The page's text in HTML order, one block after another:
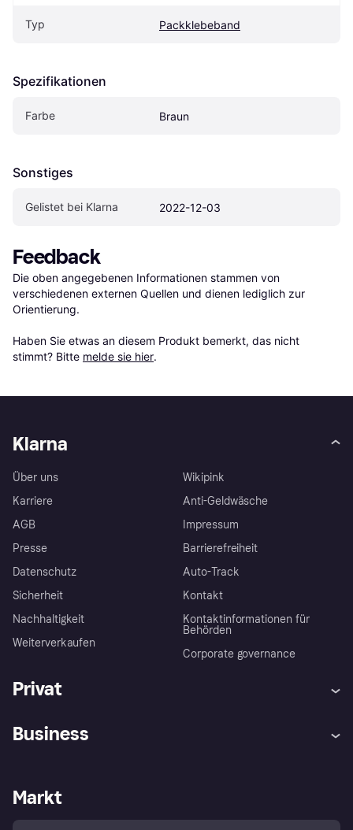
Typ Packklebeband
Spezifikationen
Farbe Braun
Sonstiges
Gelistet bei Klarna 2022-12-03
Feedback
Die oben angegebenen Informationen stammen von
verschiedenen externen Quellen und dienen lediglich zur
Orientierung.
Haben Sie etwas an diesem Produkt bemerkt, das nicht
stimmt? Bitte melde sie hier.
Klarna
Über uns
Karriere
AGB
Presse
Datenschutz
Sicherheit
Nachhaltigkeit
Weiterverkaufen
Wikipink
Anti-Geldwäsche
Impressum
Barrierefreiheit
Auto-Track
Kontakt
Kontaktinformationen für
Behörden
Corporate governance
Privat
Shops entdecken
Business
Händlerportal
Markt